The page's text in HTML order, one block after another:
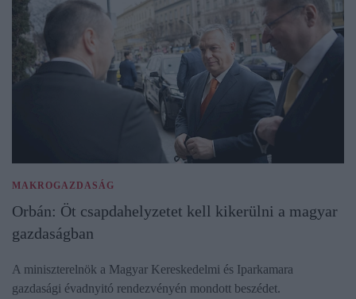
MAKROGAZDASÁG
Orbán: Öt csapdahelyzetet kell kikerülni a magyar
gazdaságban
A miniszterelnök a Magyar Kereskedelmi és Iparkamara
gazdasági évadnyitó rendezvényén mondott beszédet.